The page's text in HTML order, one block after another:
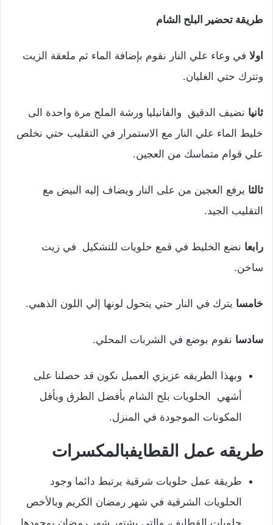
طريقة تحضير البلح الشام
اولا في وعاء علي النار نقوم بإضافة الماء ثم ملعقة الزيت
وتترك حتي الغليان.
ثانيا نضيف الدقيق والفانيليا ورشة الملح مرة واحدة الى
خليط الماء علي النار مع الاستمرار في التقليب حتي نخلص
علي قوام متماسك من العجين.
ثالثا يرفع العجين من على النار ويضاف إليه البيض مع
التقليب الجيد.
رابعا نضع الخليط في قمع حلويات للتشكيل في زيت
ساخن.
خامسا يترك في النار حتي يتحول لونها إلي اللون الذهبي.
سادسا نقوم بوضع في الشربات المحلي.
وبهذا الطريقه عزيزي العميل نكون قد حصلنا على
أشهي الحلويات بلح الشام بأفضل الطرق وبأقل
المكونات الموجودة في المنزل.
طريقه عمل القطايفبالمكسرات
طريقة عمل حلويات شرقية يرتبط دائما وجود
الحلويات الشرقية في شهر رمضان الكريم وبالأخص
حلويات القطايف، والتي يشتهر شهر رمضان بوجودها